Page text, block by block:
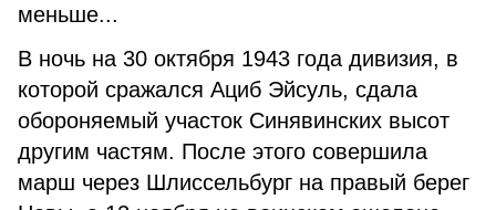
меньше...
В ночь на 30 октября 1943 года дивизия, в
которой сражался Ациб Эйсуль, сдала
обороняемый участок Синявинских высот
другим частям. После этого совершила
марш через Шлиссельбург на правый берег